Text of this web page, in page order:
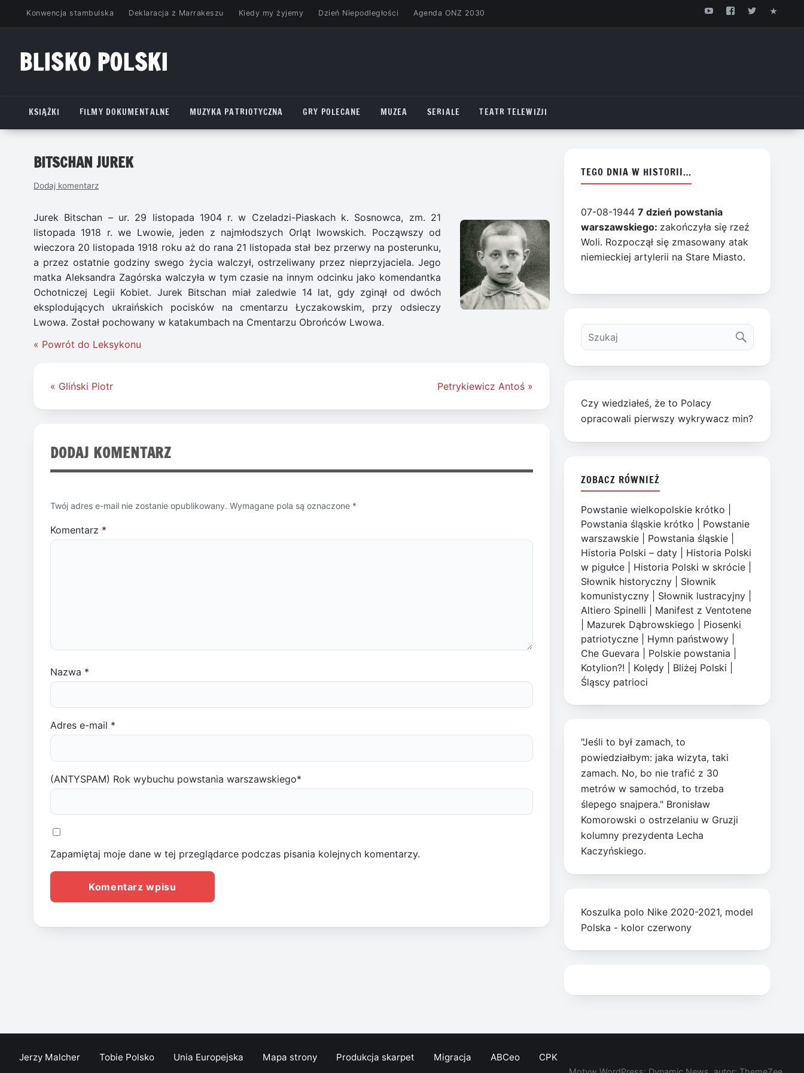
PrzejdźKonwencja stambulska Deklaracja z Marrakeszu Kiedy my żyjemy Dzień Niepodległości Agenda ONZ 2030
BLISKO POLSKI
KSIĄŻKI
FILMY DOKUMENTALNE MUZYKA PATRIOTYCZNA GRY POLECANE MUZEA SERIALE TEATR TELEWIZJI
BITSCHAN JUREK
Dodaj komentarz
Jurek Bitschan – ur. 29 listopada 1904 r. w Czeladzi-Piaskach k. Sosnowca, zm. 21
listopada 1918 r. we Lwowie, jeden z najmłodszych Orląt lwowskich. Począwszy od
wieczora 20 listopada 1918 roku aż do rana 21 listopada stał bez przerwy na posterunku,
a przez ostatnie godziny swego życia walczył, ostrzeliwany przez nieprzyjaciela. Jego
matka Aleksandra Zagórska walczyła w tym czasie na innym odcinku jako komendantka
Ochotniczej Legii Kobiet. Jurek Bitschan miał zaledwie 14 lat, gdy zginął od dwóch
eksplodujących ukraińskich pocisków na cmentarzu Łyczakowskim, przy odsieczy
Lwowa. Został pochowany w katakumbach na Cmentarzu Obrońców Lwowa.
« Powrót do Leksykonu
Nawigacja
« Gliński Piotr Petrykiewicz Antoś »
DODAJ KOMENTARZ
Twój adres e-mail nie zostanie opublikowany. Wymagane pola są oznaczone *
Komentarz *
Nazwa *
Adres e-mail *
(ANTYSPAM) Rok wybuchu powstania warszawskiego*
Zapamiętaj moje dane w tej przeglądarce podczas pisania kolejnych komentarzy.
TEGO DNIA W HISTORII…
07-08-19447 dzień powstania
warszawskiego: zakończyła się rzeź
Woli. Rozpoczął się zmasowany atak
niemieckiej artylerii na Stare Miasto.
Czy wiedziałeś, że to Polacy
opracowali pierwszy wykrywacz min?
ZOBACZ RÓWNIEŻ
Powstanie wielkopolskie krótko
Powstania śląskie krótko
Powstanie
warszawskie
Powstania śląskie
Historia Polski – daty
Historia Polski
w pigułce
Historia Polski w skrócie
Słownik historyczny
Słownik
komunistyczny
Słownik lustracyjny
Altiero Spinelli
Manifest z Ventotene
Mazurek Dąbrowskiego
Piosenki
patriotyczne
Hymn państwowy
Che Guevara
Polskie powstania
Kotylion?!
Kolędy Bliżej Polski
Śląscy patrioci
"Jeśli to był zamach, to
powiedziałbym: jaka wizyta, taki
zamach. No, bo nie trafić z 30
metrów w samochód, to trzeba
ślepego snajpera." Bronisław
Komorowski o ostrzelaniu w Gruzji
kolumny prezydenta Lecha
Kaczyńskiego.
Koszulka polo Nike 2020-2021, model
Polska - kolor czerwony
Jerzy Malcher Tobie Polsko Unia Europejska Mapa strony Produkcja skarpet Migracja ABCeo CPK